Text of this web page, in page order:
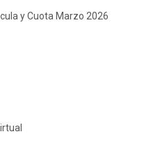
y Cuota Marzo 2026